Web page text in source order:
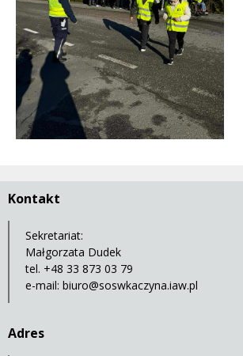
Kontakt
Sekretariat:
Małgorzata Dudek
tel. +48 33 873 03 79
e-mail: biuro@soswkaczyna.iaw.pl
Adres